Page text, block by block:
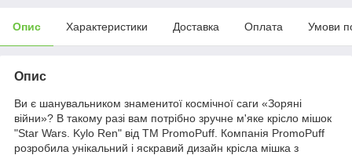
Опис Характеристики Доставка Оплата Умови
Опис
Ви є шанувальником знаменитої космічної саги «Зоряні
війни»? В такому разі вам потрібно зручне м'яке крісло мішок
"Star Wars. Kylo Ren" від TM PromoPuff. Компанія PromoPuff
розробила унікальний і яскравий дизайн крісла мішка з